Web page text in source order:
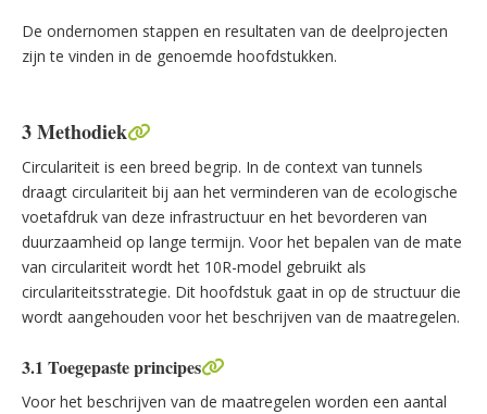
De ondernomen stappen en resultaten van de deelprojecten
zijn te vinden in de genoemde hoofdstukken.
3 Methodiek
Circulariteit is een breed begrip. In de context van tunnels
draagt circulariteit bij aan het verminderen van de ecologische
voetafdruk van deze infrastructuur en het bevorderen van
duurzaamheid op lange termijn. Voor het bepalen van de mate
van circulariteit wordt het 10R-model gebruikt als
circulariteitsstrategie. Dit hoofdstuk gaat in op de structuur die
wordt aangehouden voor het beschrijven van de maatregelen.
3.1 Toegepaste principes
Voor het beschrijven van de maatregelen worden een aantal